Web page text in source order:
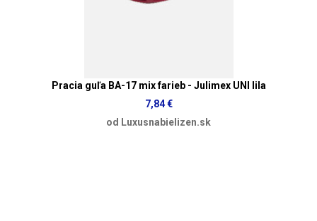
Pracia guľa BA-17 mix farieb - Julimex UNI lila
7,84 €
od Luxusnabielizen.sk